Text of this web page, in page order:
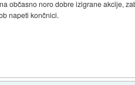
občasno noro dobre izigrane akcije,
napeti končnici.